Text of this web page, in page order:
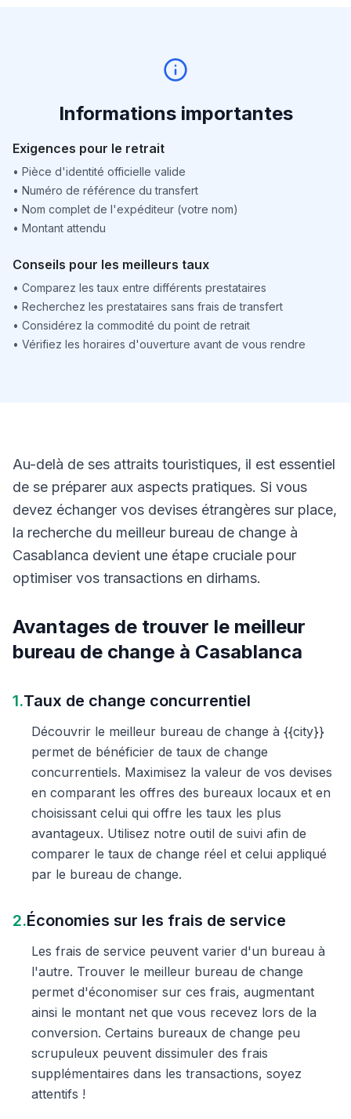
Informations importantes
Exigences pour le retrait
• Pièce d'identité officielle valide
• Numéro de référence du transfert
• Nom complet de l'expéditeur (votre nom)
• Montant attendu
Conseils pour les meilleurs taux
• Comparez les taux entre différents prestataires
• Recherchez les prestataires sans frais de transfert
• Considérez la commodité du point de retrait
• Vérifiez les horaires d'ouverture avant de vous rendre
Au-delà de ses attraits touristiques, il est essentiel
de se préparer aux aspects pratiques. Si vous
devez échanger vos devises étrangères sur place,
la recherche du meilleur bureau de change à
Casablanca devient une étape cruciale pour
optimiser vos transactions en dirhams.
Avantages de trouver le meilleur
bureau de change à Casablanca
1.Taux de change concurrentiel
Découvrir le meilleur bureau de change à {{city}}
permet de bénéficier de taux de change
concurrentiels. Maximisez la valeur de vos devises
en comparant les offres des bureaux locaux et en
choisissant celui qui offre les taux les plus
avantageux. Utilisez notre outil de suivi afin de
comparer le taux de change réel et celui appliqué
par le bureau de change.
2.Économies sur les frais de service
Les frais de service peuvent varier d'un bureau à
l'autre. Trouver le meilleur bureau de change
permet d'économiser sur ces frais, augmentant
ainsi le montant net que vous recevez lors de la
conversion. Certains bureaux de change peu
scrupuleux peuvent dissimuler des frais
supplémentaires dans les transactions, soyez
attentifs !